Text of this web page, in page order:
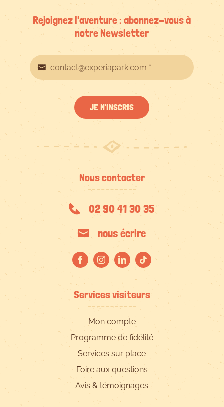
Rejoignez l'aventure : abonnez-vous à
notre Newsletter
JE M'INSCRIS
Nous contacter
02 90 41 30 35
nous écrire
Services visiteurs
Mon compte
Programme de fidélité
Services sur place
Foire aux questions
Avis & témoignages